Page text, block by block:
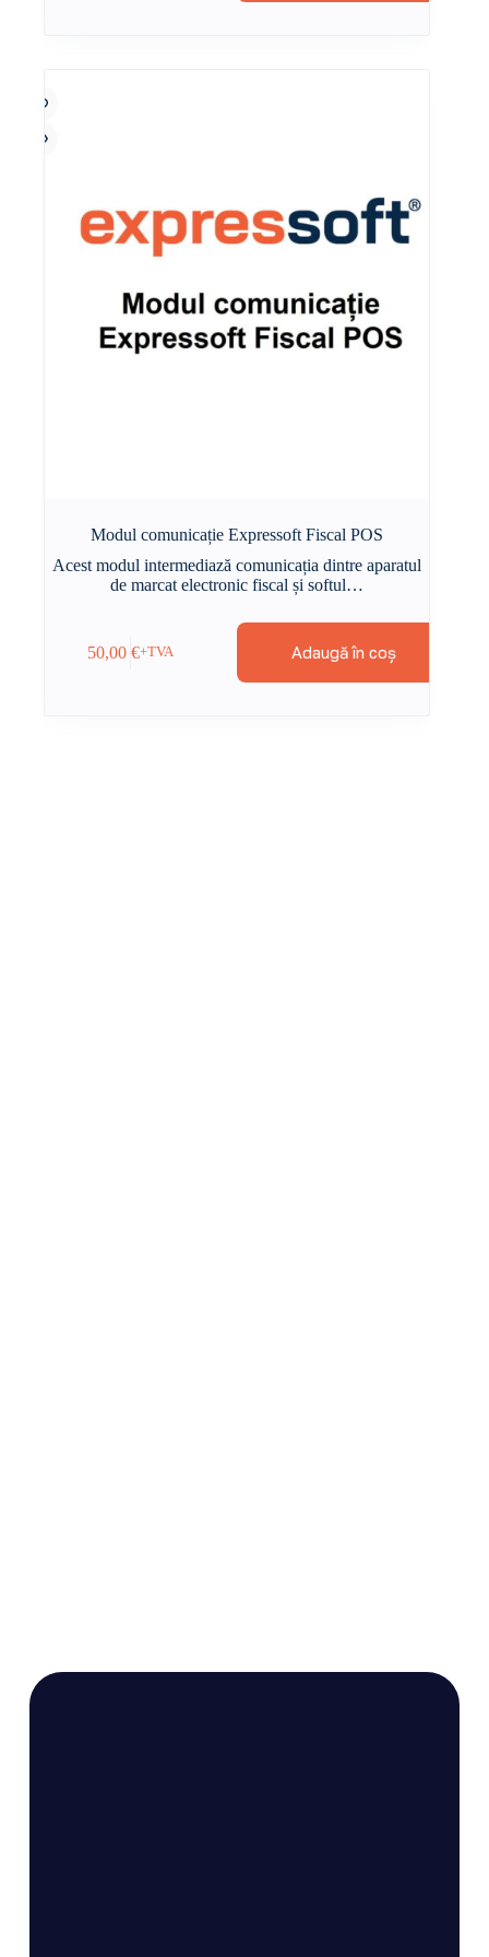
Modul comunicație Expressoft Fiscal POS
Acest modul intermediază comunicația dintre aparatul
de marcat electronic fiscal și softul…
50,00 €+TVA Adaugă în coș